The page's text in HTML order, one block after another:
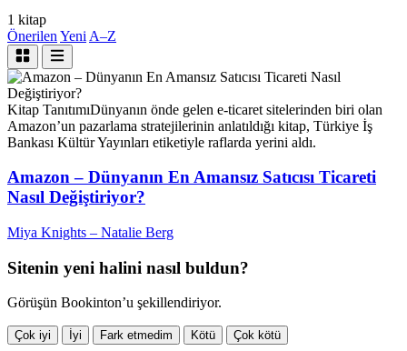
1 kitap
Önerilen Yeni A–Z
Kitap TanıtımıDünyanın önde gelen e-ticaret sitelerinden biri olan
Amazon’un pazarlama stratejilerinin anlatıldığı kitap, Türkiye İş
Bankası Kültür Yayınları etiketiyle raflarda yerini aldı.
Amazon – Dünyanın En Amansız Satıcısı Ticareti
Nasıl Değiştiriyor?
Miya Knights – Natalie Berg
Sitenin yeni halini nasıl buldun?
Görüşün Bookinton’u şekillendiriyor.
Çok iyi İyi Fark etmedim Kötü Çok kötü